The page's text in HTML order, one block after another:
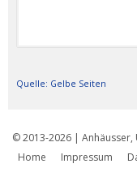
Quelle: Gelbe Seiten
© 2013-2026 | Anhäusser,
Home
Impressum